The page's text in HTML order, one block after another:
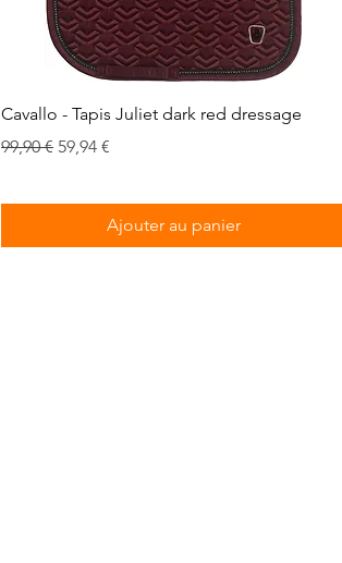
Aperçu rapide
Cavallo - Tapis Juliet dark red dressage
Prix original
99,90 € Prix promotionnel
59,94 €
Ajouter au panier